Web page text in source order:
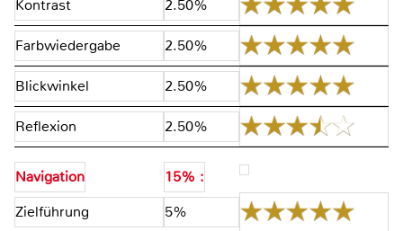
Kontrast 2.50%
Farbwiedergabe 2.50%
Blickwinkel 2.50%
Reflexion 2.50%
Navigation
15% :
Zielführung
5%